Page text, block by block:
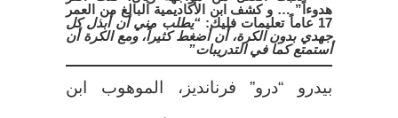
هدوءاً” … و كشف ابن الأكاديمية البالغ من العمر
17 عاماً تعليمات فليك:
“يطلب مني أن أبذل كل
جهدي بدون الكرة، أن أضغط كثيراً، ومع الكرة أن
أستمتع كما في التدريبات”
بيدرو “درو” فرنانديز، الموهوب ابن